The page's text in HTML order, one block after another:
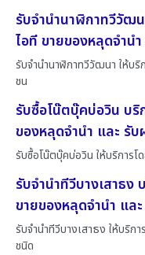
รับจำนำนาฬิกาทวีวัฒ
ไอที ขายของหลุดจำน
รับจำนำนาฬิกาทวีวัฒนา ให้บริ
ชน
รับซื้อโน๊ตบุ๊คบ่อวิน บริ
ของหลุดจำนำ และ รั
รับซื้อโน๊ตบุ๊คบ่อวิน ให้บริการ
รับจำนำทีวีบางเสาธ
ขายของหลุดจำนำ แล
รับจำนำทีวีบางเสาธง ให้บริก
ชนิด